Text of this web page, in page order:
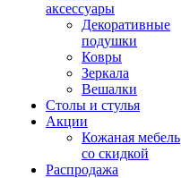
аксессуары
Декоративные
подушки
Ковры
Зеркала
Вешалки
Столы и стулья
Акции
Кожаная мебель
со скидкой
Распродажа